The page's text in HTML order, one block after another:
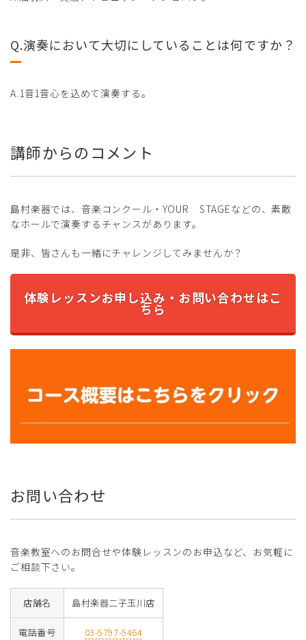
Q.演奏において大切にしていることは何ですか？
A.1音1音心を込めて演奏する。
講師からのコメント
島村楽器では、音楽コンクール・YOUR STAGEなどの、素敵
なホールで演奏するチャンスがあります。
是非、皆さんも一緒にチャレンジしてみませんか？
体験レッスンお申し込み・お問い合わせはこ
ちら
お問い合わせ
音楽教室へのお問合せや体験レッスンのお申込など、お気軽に
ご相談下さい。
店舗名 島村楽器二子玉川店
電話番号 03-5797-5464